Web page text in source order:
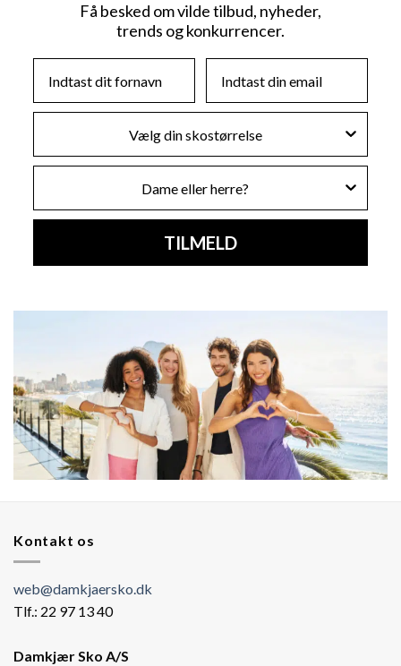
Få besked om vilde tilbud, nyheder,
trends og konkurrencer.
TILMELD
Kontakt os
web@damkjaersko.dk
Tlf.: 22 97 13 40
Damkjær Sko A/S